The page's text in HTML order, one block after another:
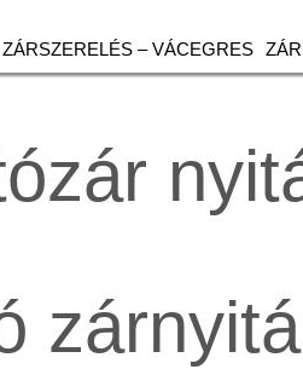
– VÁCEGRES